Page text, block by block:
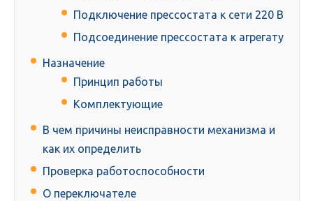
Подключение прессостата к сети 220 В
Подсоединение прессостата к агрегату
Назначение
Принцип работы
Комплектующие
В чем причины неисправности механизма и
как их определить
Проверка работоспособности
О переключателе